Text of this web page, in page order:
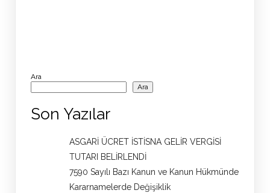
Ara
Ara
Son Yazılar
ASGARİ ÜCRET İSTİSNA GELİR VERGİSİ
TUTARI BELİRLENDİ
7590 Sayılı Bazı Kanun ve Kanun Hükmünde
Kararnamelerde Değişiklik